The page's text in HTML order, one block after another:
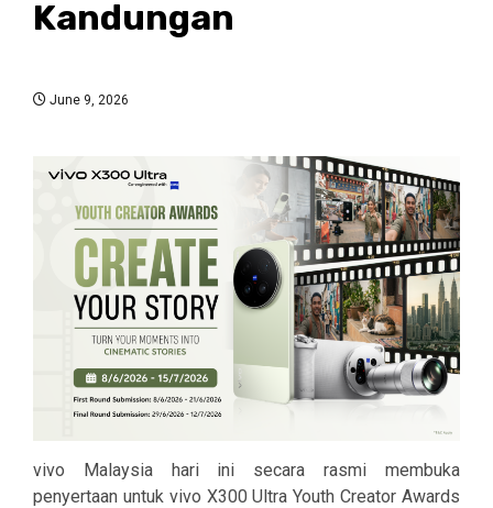
Kandungan
June 9, 2026
vivo Malaysia hari ini secara rasmi membuka
penyertaan untuk vivo X300 Ultra Youth Creator Awards